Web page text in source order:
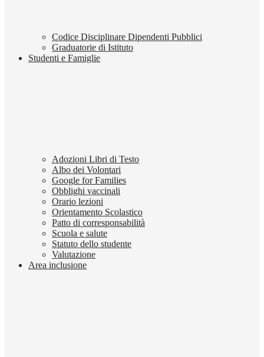
Codice Disciplinare Dipendenti Pubblici
Graduatorie di Istituto
Studenti e Famiglie
Adozioni Libri di Testo
Albo dei Volontari
Google for Families
Obblighi vaccinali
Orario lezioni
Orientamento Scolastico
Patto di corresponsabilità
Scuola e salute
Statuto dello studente
Valutazione
Area inclusione